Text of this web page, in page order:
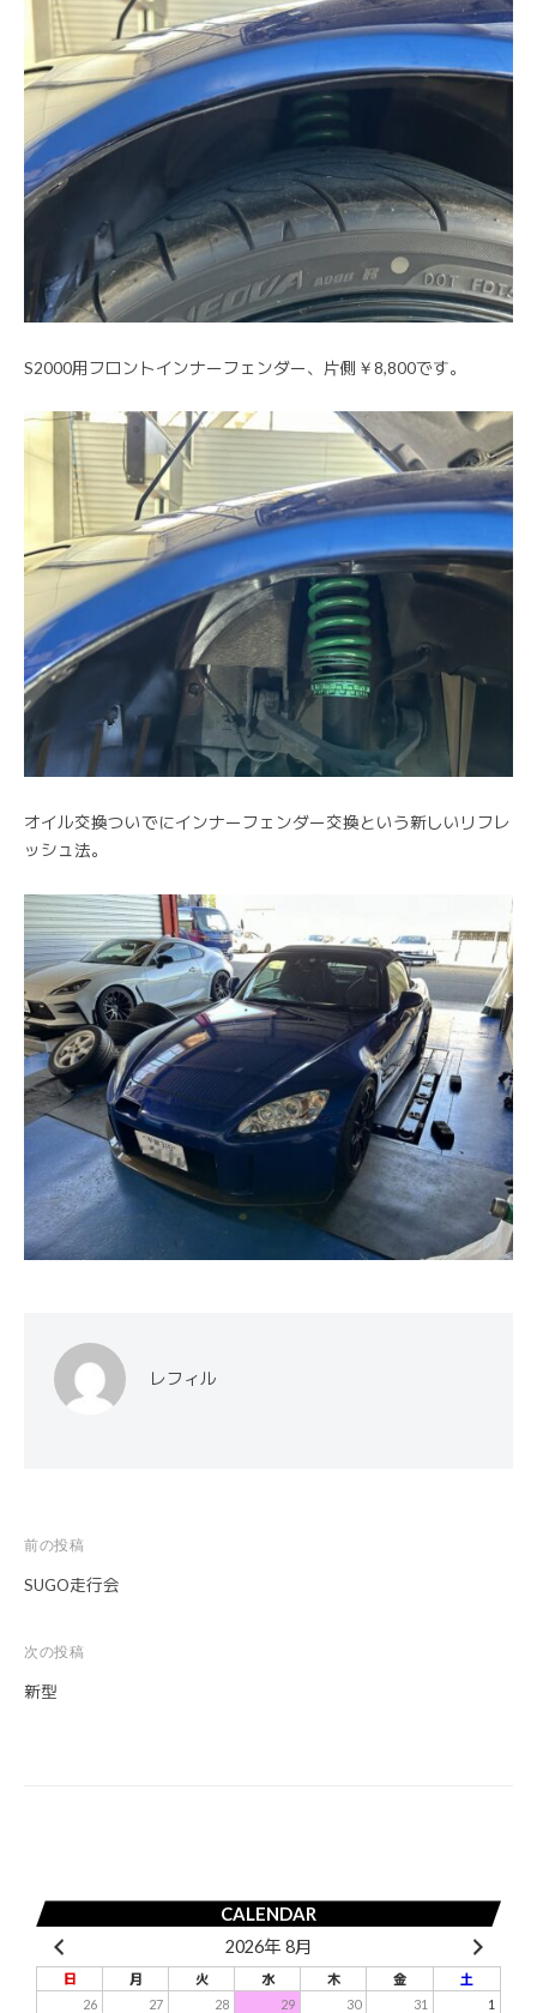
S2000用フロントインナーフェンダー、片側￥8,800です。
オイル交換ついでにインナーフェンダー交換という新しいリフレ
ッシュ法。
レフィル
投
稿
ナ
ビ
ン
前の投稿
SUGO走行会
次の投稿
新型
CALENDAR
2026年 8月
日 月 火 水 木 金
土
26
27 28 29 30 31 1